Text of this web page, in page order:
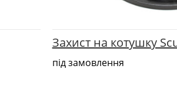
Захист на котушку
під замовлення